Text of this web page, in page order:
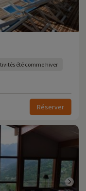
été comme hiver
Réserver